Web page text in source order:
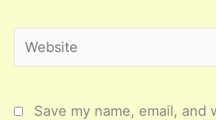
Website
Save my name, email, and